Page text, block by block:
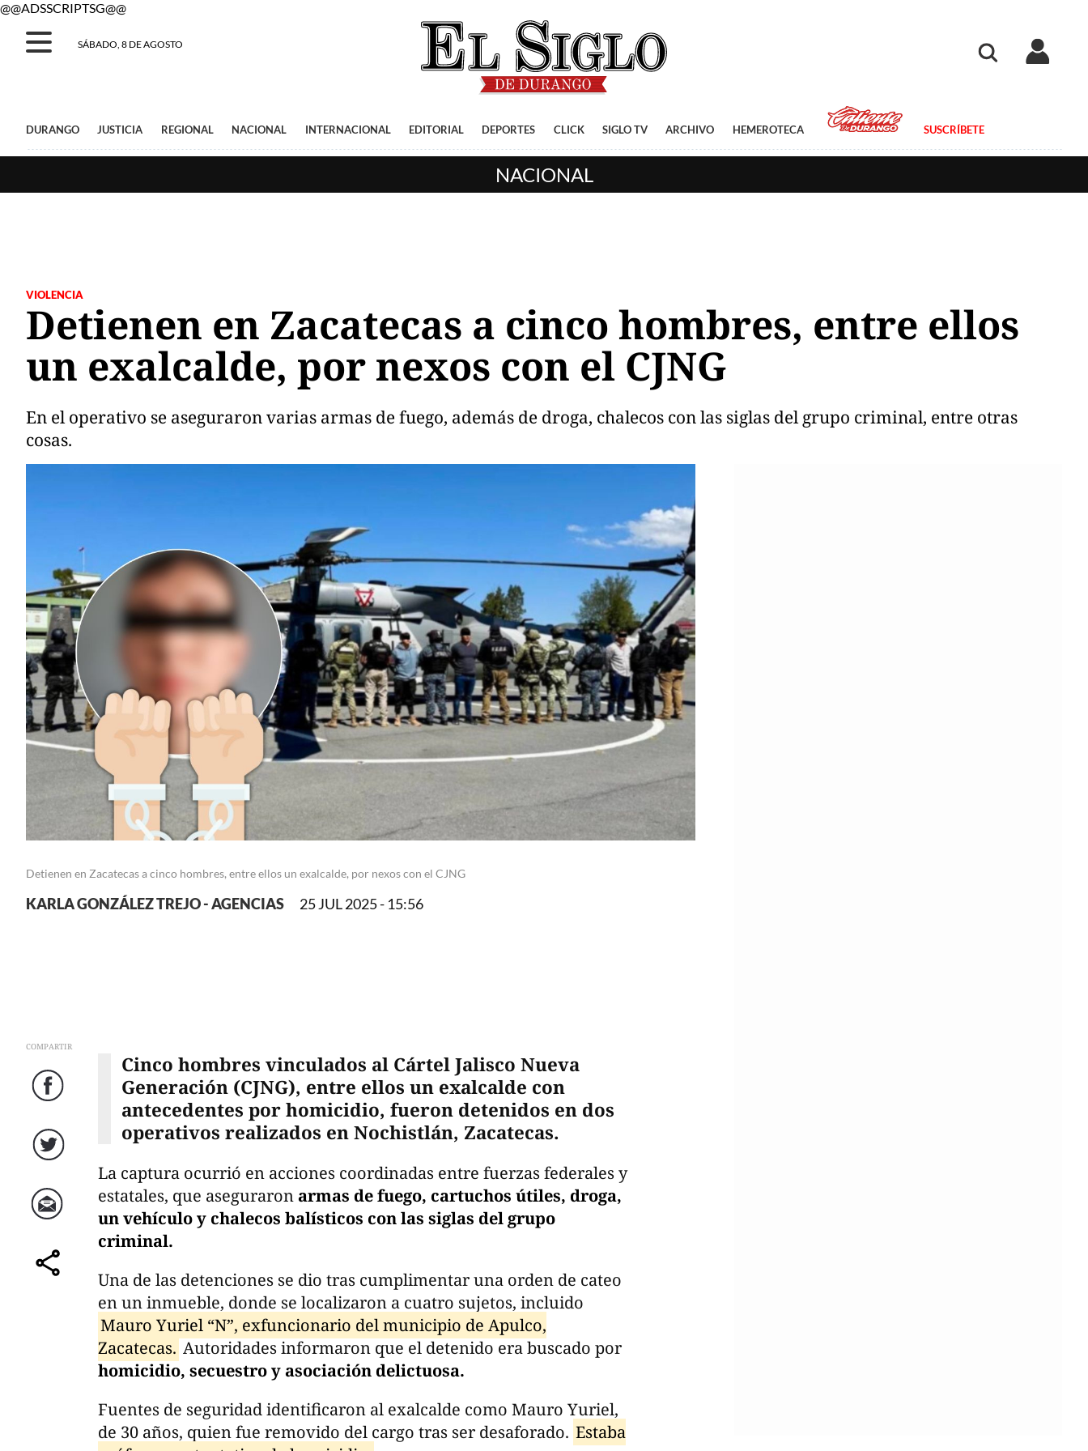
@@ADSSCRIPTSG@@
SÁBADO, 8 DE AGOSTO
DURANGO JUSTICIA REGIONAL NACIONAL INTERNACIONAL EDITORIAL DEPORTES CLICK SIGLO TV ARCHIVO HEMEROTECA SUSCRÍBETE
NACIONAL
VIOLENCIA
Detienen en Zacatecas a cinco hombres, entre ellos
un exalcalde, por nexos con el CJNG
En el operativo se aseguraron varias armas de fuego, además de droga, chalecos con las siglas del grupo criminal, entre otras
cosas.
Detienen en Zacatecas a cinco hombres, entre ellos un exalcalde, por nexos con el CJNG
KARLA GONZÁLEZ TREJO - AGENCIAS 25 JUL 2025 - 15:56
COMPARTIR
Facebook
Twitter
Correo
comparte
Cinco hombres vinculados al Cártel Jalisco Nueva
Generación (CJNG), entre ellos un exalcalde con
antecedentes por homicidio, fueron detenidos en dos
operativos realizados en Nochistlán, Zacatecas.
La captura ocurrió en acciones coordinadas entre fuerzas federales y
estatales, que aseguraron armas de fuego, cartuchos útiles, droga,
un vehículo y chalecos balísticos con las siglas del grupo
criminal.
Una de las detenciones se dio tras cumplimentar una orden de cateo
en un inmueble, donde se localizaron a cuatro sujetos, incluido
Mauro Yuriel “N”, exfuncionario del municipio de Apulco,
Zacatecas. Autoridades informaron que el detenido era buscado por
homicidio, secuestro y asociación delictuosa.
Fuentes de seguridad identificaron al exalcalde como Mauro Yuriel,
de 30 años, quien fue removido del cargo tras ser desaforado. Estaba